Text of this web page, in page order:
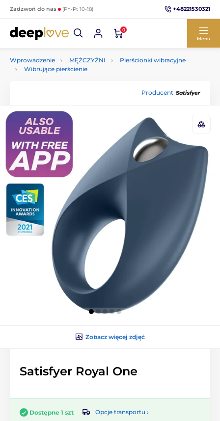
Zadzwoń do nas (Pn-Pt 10-18) +48221530321
0
Menu
Wprowadzenie MĘŻCZYŹNI
Pierścionki wibracyjne
Wibrujące pierścienie
Producent
Zobacz więcej zdjęć
Satisfyer Royal One
Dostępne 1 szt
Opcje transportu ›